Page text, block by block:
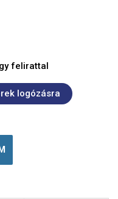
felirattal
logózásra